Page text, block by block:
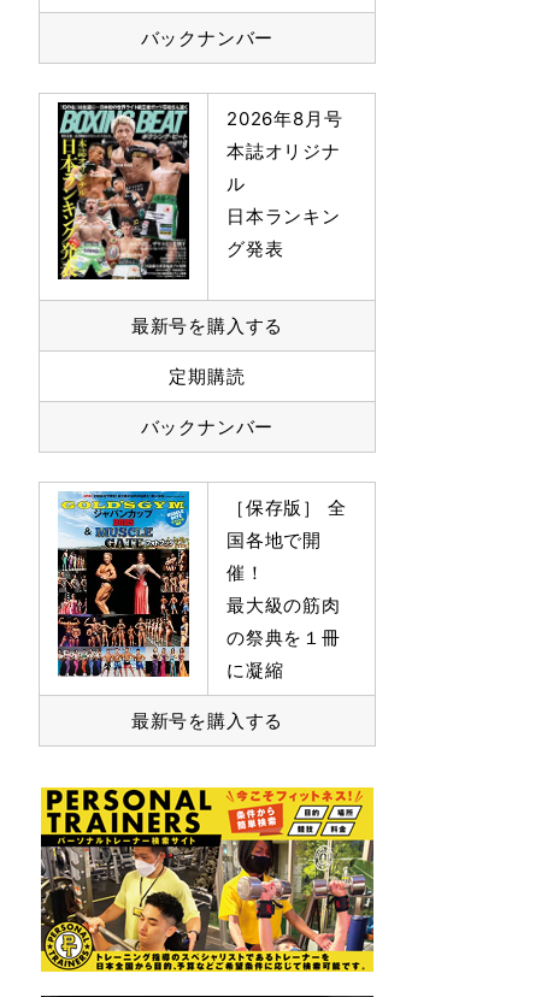
バックナンバー
2026年8月号
本誌オリジナ
ル
日本ランキン
グ発表
最新号を購入する
定期購読
バックナンバー
［保存版］ 全
国各地で開
催！
最大級の筋肉
の祭典を１冊
に凝縮
最新号を購入する